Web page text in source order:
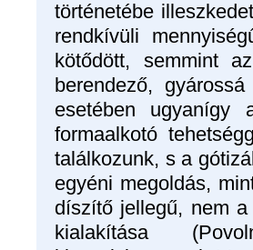
történetébe
rendkívüli
kötődött, semmint
berendező,
esetében ugyanígy
formaalkotó
találkozunk, s a
egyéni megoldás,
díszítő jellegű, nem
kialakítása